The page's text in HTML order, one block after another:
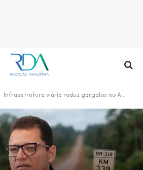
Infraestrutura viária reduz gargalos no Amazonas, mas integração pela BR-319 ainda limita avanço econômico